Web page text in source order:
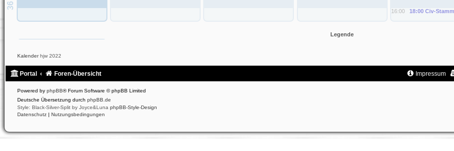
36
16:00 18:00 Civ-
Legende
Kalenderhjw 2022
Portal Foren-Übersicht Impressum
Powered by phpBB® Forum Software © phpBB Limited
Deutsche Übersetzung durch phpBB.de
Style: Black-Silver-Split by Joyce&Luna phpBB-Style-Design
Datenschutz | Nutzungsbedingungen